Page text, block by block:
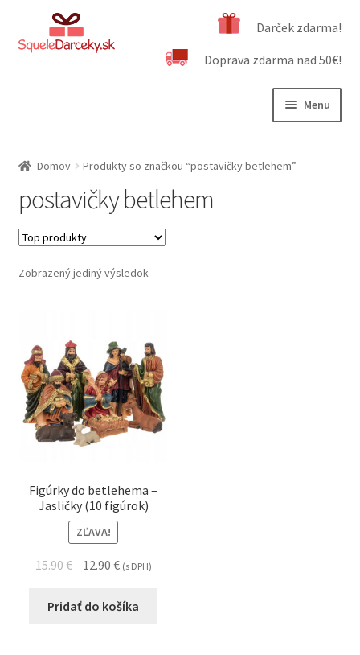
Preskočiť
na
Preskočiť
na
Darček zdarma!
Doprava zdarma nad 50€!
Menu
Dôležité informácie
Obchodné podmienky
Kontakt
Domov Produkty so značkou “postavičky betlehem”
postavičky betlehem
Zobrazený jediný výsledok
Figúrky do betlehema –
Jasličky (10 figúrok)
ZĽAVA!
15.90€ 12.90 € (s DPH)
Pridať do košíka